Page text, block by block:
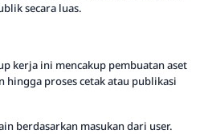
secara luas.
kerja ini mencakup pembuatan aset
hingga proses cetak atau publikasi
berdasarkan masukan dari user.